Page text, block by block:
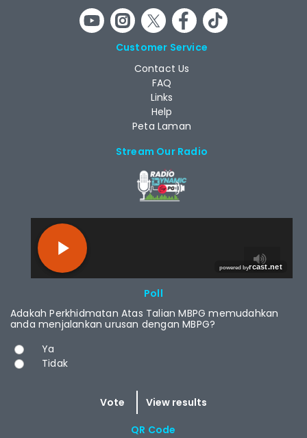
Customer Service
Contact Us
FAQ
Links
Help
Peta Laman
Stream Our Radio
Poll
Adakah Perkhidmatan Atas Talian MBPG memudahkan
anda menjalankan urusan dengan MBPG?
Choices
Ya
Tidak
QR Code